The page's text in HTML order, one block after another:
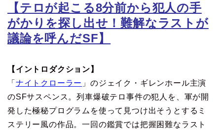
【テロが起こる8分前から犯人の手
がかりを探し出せ！難解なラストが
議論を呼んだSF】
【イントロダクション】
「 ナイトクローラー 」のジェイク・ギレンホール主演
のSFサスペンス。列車爆破テロ事件の犯人を、軍が開
発した極秘プログラムを使って見つけ出そうとするミ
ステリー風の作品。一回の鑑賞では把握困難なラスト